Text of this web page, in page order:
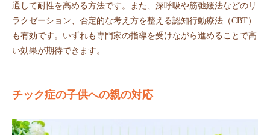
通して耐性を高める方法です。また、深呼吸や筋弛緩法などのリ
ラクゼーション、否定的な考え方を整える認知行動療法（CBT）
も有効です。いずれも専門家の指導を受けながら進めることで高
い効果が期待できます。
チック症の子供への親の対応